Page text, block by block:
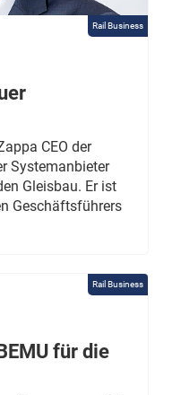
Rail Business
CEO der
Systemanbieter
Gleisbau. Er ist
Geschäftsführers
Rail Business
für die